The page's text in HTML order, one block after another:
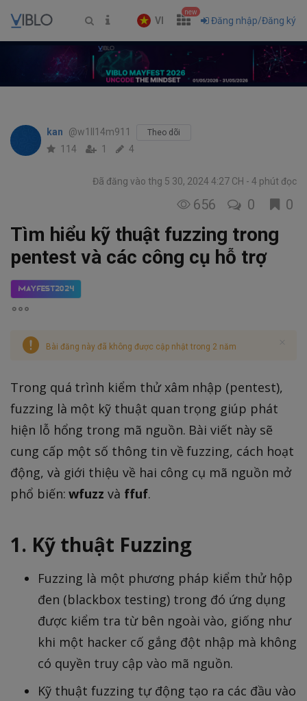
VI
new
Đăng nhập/Đăng ký
kan @w1ll14m911 Theo dõi
114 1 4
Đã đăng vào thg 5 30, 2024 4:27 CH 4 phút đọc
656 0 0
Tìm hiểu kỹ thuật fuzzing trong
pentest và các công cụ hỗ trợ
MayFest2024
Bài đăng này đã không được cập nhật trong 2 năm
Trong quá trình kiểm thử xâm nhập (pentest),
fuzzing là một kỹ thuật quan trọng giúp phát
hiện lỗ hổng trong mã nguồn. Bài viết này sẽ
cung cấp một số thông tin về fuzzing, cách hoạt
động, và giới thiệu về hai công cụ mã nguồn mở
phổ biến:wfuzz và ffuf.
1. Kỹ thuật Fuzzing
Fuzzing là một phương pháp kiểm thử hộp
đen (blackbox testing) trong đó ứng dụng
được kiểm tra từ bên ngoài vào, giống như
khi một hacker cố gắng đột nhập mà không
có quyền truy cập vào mã nguồn.
Kỹ thuật fuzzing tự động tạo ra các đầu vào